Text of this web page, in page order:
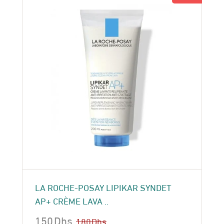
LA ROCHE-POSAY LIPIKAR SYNDET
AP+ CRÈME LAVA ..
180Dhs
150Dhs